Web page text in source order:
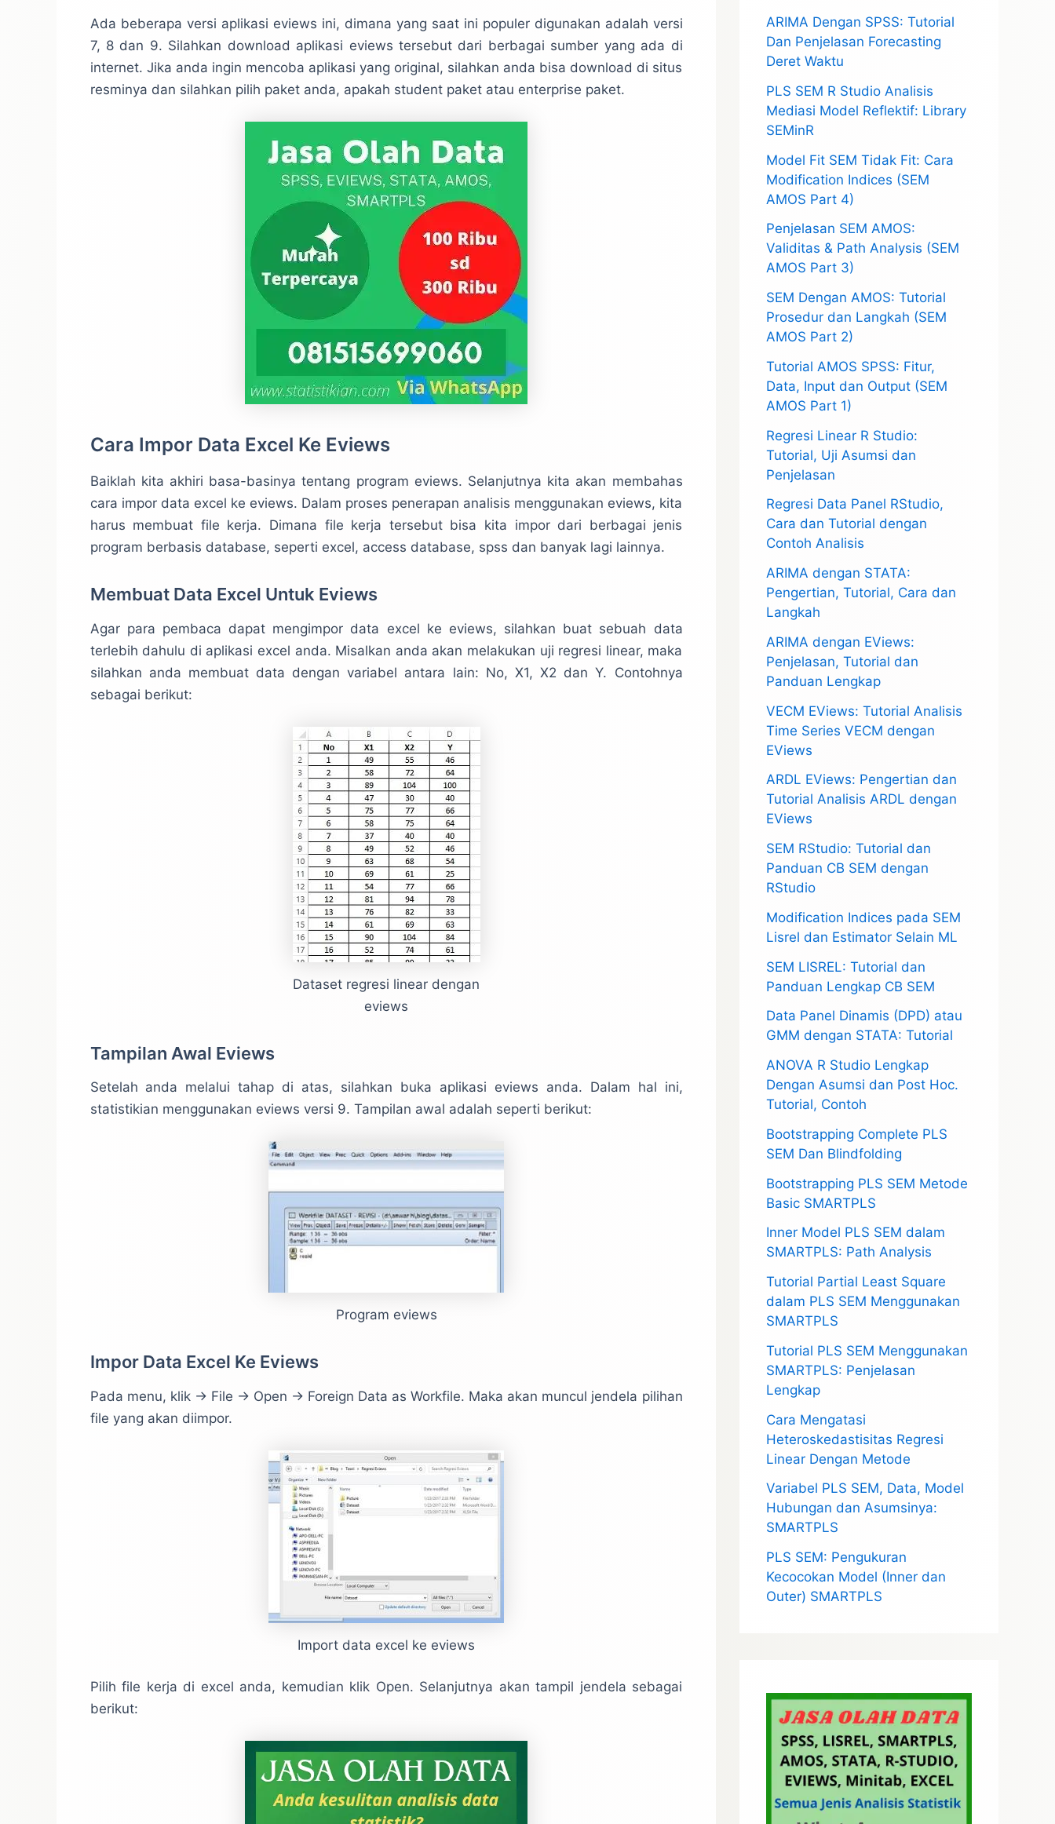
Ada beberapa versi aplikasi eviews ini, dimana yang saat ini populer digunakan adalah versi
7, 8 dan 9. Silahkan download aplikasi eviews tersebut dari berbagai sumber yang ada di
internet. Jika anda ingin mencoba aplikasi yang original, silahkan anda bisa download di situs
resminya dan silahkan pilih paket anda, apakah student paket atau enterprise paket.
Cara Impor Data Excel Ke Eviews
Baiklah kita akhiri basa-basinya tentang program eviews. Selanjutnya kita akan membahas
cara impor data excel ke eviews. Dalam proses penerapan analisis menggunakan eviews, kita
harus membuat file kerja. Dimana file kerja tersebut bisa kita impor dari berbagai jenis
program berbasis database, seperti excel, access database, spss dan banyak lagi lainnya.
Membuat Data Excel Untuk Eviews
Agar para pembaca dapat mengimpor data excel ke eviews, silahkan buat sebuah data
terlebih dahulu di aplikasi excel anda. Misalkan anda akan melakukan uji regresi linear, maka
silahkan anda membuat data dengan variabel antara lain: No, X1, X2 dan Y. Contohnya
sebagai berikut:
Dataset regresi linear dengan
eviews
Tampilan Awal Eviews
Setelah anda melalui tahap di atas, silahkan buka aplikasi eviews anda. Dalam hal ini,
statistikian menggunakan eviews versi 9. Tampilan awal adalah seperti berikut:
Program eviews
Impor Data Excel Ke Eviews
Pada menu, klik -> File -> Open -> Foreign Data as Workfile. Maka akan muncul jendela pilihan
file yang akan diimpor.
Import data excel ke eviews
Pilih file kerja di excel anda, kemudian klik Open. Selanjutnya akan tampil jendela sebagai
berikut:
ARIMA Dengan SPSS: Tutorial
Dan Penjelasan Forecasting
Deret Waktu
PLS SEM R Studio Analisis
Mediasi Model Reflektif: Library
SEMinR
Model Fit SEM Tidak Fit: Cara
Modification Indices (SEM
AMOS Part 4)
Penjelasan SEM AMOS:
Validitas & Path Analysis (SEM
AMOS Part 3)
SEM Dengan AMOS: Tutorial
Prosedur dan Langkah (SEM
AMOS Part 2)
Tutorial AMOS SPSS: Fitur,
Data, Input dan Output (SEM
AMOS Part 1)
Regresi Linear R Studio:
Tutorial, Uji Asumsi dan
Penjelasan
Regresi Data Panel RStudio,
Cara dan Tutorial dengan
Contoh Analisis
ARIMA dengan STATA:
Pengertian, Tutorial, Cara dan
Langkah
ARIMA dengan EViews:
Penjelasan, Tutorial dan
Panduan Lengkap
VECM EViews: Tutorial Analisis
Time Series VECM dengan
EViews
ARDL EViews: Pengertian dan
Tutorial Analisis ARDL dengan
EViews
SEM RStudio: Tutorial dan
Panduan CB SEM dengan
RStudio
Modification Indices pada SEM
Lisrel dan Estimator Selain ML
SEM LISREL: Tutorial dan
Panduan Lengkap CB SEM
Data Panel Dinamis (DPD) atau
GMM dengan STATA: Tutorial
ANOVA R Studio Lengkap
Dengan Asumsi dan Post Hoc.
Tutorial, Contoh
Bootstrapping Complete PLS
SEM Dan Blindfolding
Bootstrapping PLS SEM Metode
Basic SMARTPLS
Inner Model PLS SEM dalam
SMARTPLS: Path Analysis
Tutorial Partial Least Square
dalam PLS SEM Menggunakan
SMARTPLS
Tutorial PLS SEM Menggunakan
SMARTPLS: Penjelasan
Lengkap
Cara Mengatasi
Heteroskedastisitas Regresi
Linear Dengan Metode
Variabel PLS SEM, Data, Model
Hubungan dan Asumsinya:
SMARTPLS
PLS SEM: Pengukuran
Kecocokan Model (Inner dan
Outer) SMARTPLS